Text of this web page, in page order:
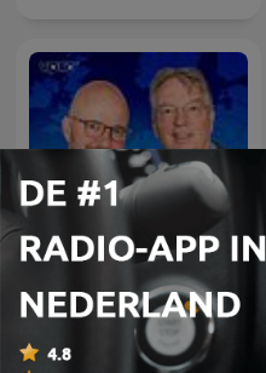
Europa Draait Door